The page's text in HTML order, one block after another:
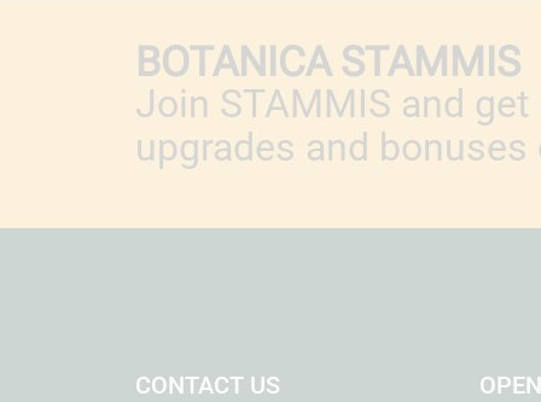
BOTANICA STAMMIS
Join STAMMIS and
upgrades and
CONTACT US